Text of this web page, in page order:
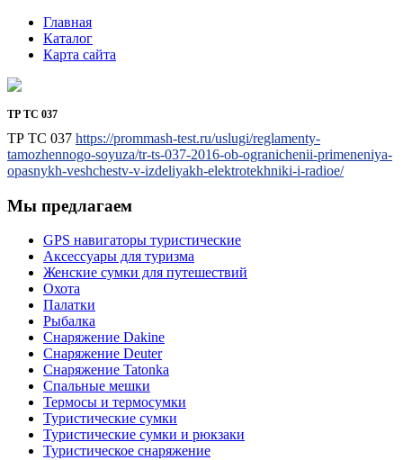
Главная
Каталог
Карта сайта
ТР ТС 037
ТР ТС 037 https://prommash-test.ru/uslugi/reglamenty-
tamozhennogo-soyuza/tr-ts-037-2016-ob-ogranichenii-primeneniya-
opasnykh-veshchestv-v-izdeliyakh-elektrotekhniki-i-radioe/
Мы предлагаем
GPS навигаторы туристические
Аксессуары для туризма
Женские сумки для путешествий
Охота
Палатки
Рыбалка
Снаряжение Dakine
Снаряжение Deuter
Снаряжение Tatonka
Спальные мешки
Термосы и термосумки
Туристические сумки
Туристические сумки и рюкзаки
Туристическое снаряжение